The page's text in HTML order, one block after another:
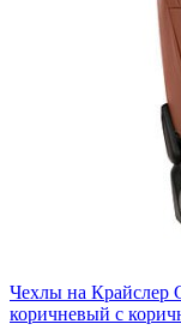
Чехлы на Крайслер
коричневый с